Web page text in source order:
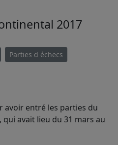
2017
Parties d échecs
avoir entré les parties du
avait lieu du 31 mars au